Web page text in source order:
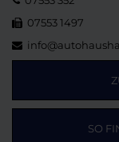
07553 1497
SO